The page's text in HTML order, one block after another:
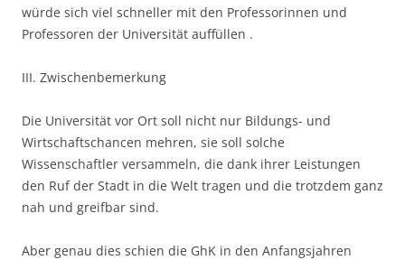
würde sich viel schneller mit den Professorinnen und
Professoren der Universität auffüllen .
III. Zwischenbemerkung
Die Universität vor Ort soll nicht nur Bildungs- und
Wirtschaftschancen mehren, sie soll solche
Wissenschaftler versammeln, die dank ihrer Leistungen
den Ruf der Stadt in die Welt tragen und die trotzdem ganz
nah und greifbar sind.
Aber genau dies schien die GhK in den Anfangsjahren